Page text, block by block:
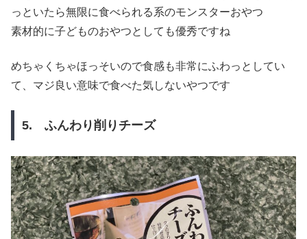
っといたら無限に食べられる系のモンスターおやつ
素材的に子どものおやつとしても優秀ですね
めちゃくちゃほっそいので食感も非常にふわっとしてい
て、マジ良い意味で食べた気しないやつです
5. ふんわり削りチーズ